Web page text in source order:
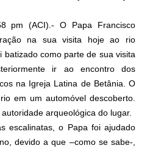
pm (ACI).- O Papa Francisco
na sua visita hoje ao rio
batizado como parte de sua visita
ir ao encontro dos
na Igreja Latina de Betânia. O
em um automóvel descoberto.
arqueológica do lugar.
escalinatas, o Papa foi ajudado
devido a que –como se sabe-,